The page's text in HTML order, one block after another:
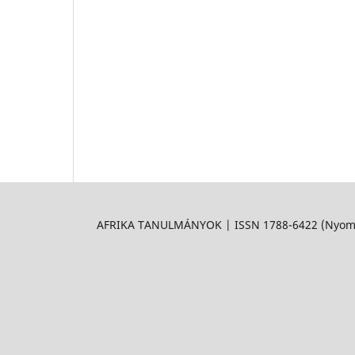
AFRIKA TANULMÁNYOK | ISSN 1788-6422